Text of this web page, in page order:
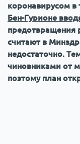
коронавирусом
Бен-Гурионе
предотвращения
считают в
недостаточно.
чиновниками от
поэтому план